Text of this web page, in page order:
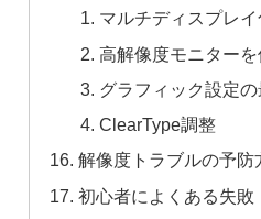
マルチディスプレ
高解像度モニターを
グラフィック設定
ClearType調整
解像度トラブルの予防
初心者によくある失敗